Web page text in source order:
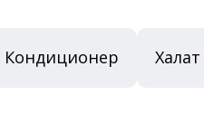
Кондиционер Халат